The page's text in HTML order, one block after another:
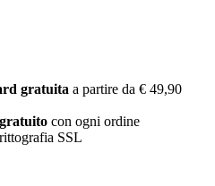
gratuita a partire da € 49,90
con ogni ordine
SSL